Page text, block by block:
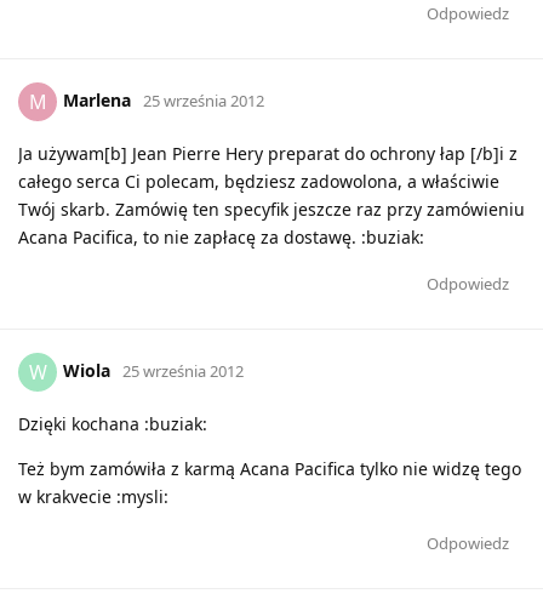
Odpowiedz
M Marlena 25 września 2012
Ja używam[b] Jean Pierre Hery preparat do ochrony łap [/b]i z
całego serca Ci polecam, będziesz zadowolona, a właściwie
Twój skarb. Zamówię ten specyfik jeszcze raz przy zamówieniu
Acana Pacifica, to nie zapłacę za dostawę. :buziak:
Odpowiedz
W Wiola 25 września 2012
Dzięki kochana :buziak:
Też bym zamówiła z karmą Acana Pacifica tylko nie widzę tego
w krakvecie :mysli:
Odpowiedz